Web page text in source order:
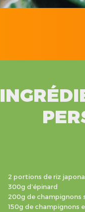
2 portions de riz
300g d’épinard
200g de champignons
150g de champignons